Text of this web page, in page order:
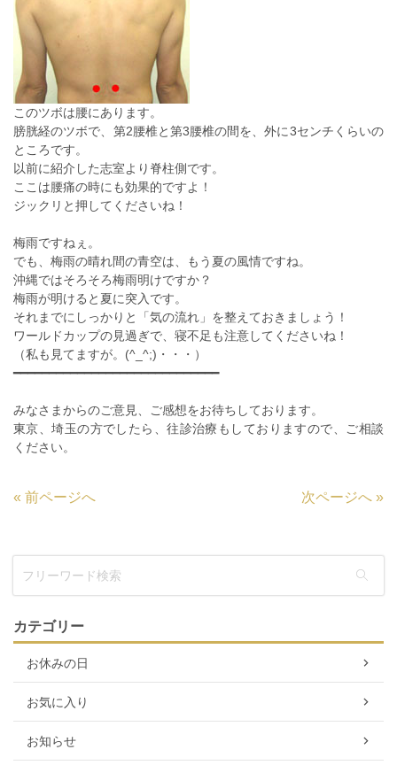
このツボは腰にあります。
膀胱経のツボで、第2腰椎と第3腰椎の間を、外に3センチくらいの
ところです。
以前に紹介した志室より脊柱側です。
ここは腰痛の時にも効果的ですよ！
ジックリと押してくださいね！
梅雨ですねぇ。
でも、梅雨の晴れ間の青空は、もう夏の風情ですね。
沖縄ではそろそろ梅雨明けですか？
梅雨が明けると夏に突入です。
それまでにしっかりと「気の流れ」を整えておきましょう！
ワールドカップの見過ぎで、寝不足も注意してくださいね！
（私も見てますが。(^_^;)・・・）
━━━━━━━━━━━━━━━━━━━━━━━━━━━━━
みなさまからのご意見、ご感想をお待ちしております。
東京、埼玉の方でしたら、往診治療もしておりますので、ご相談
ください。
« 前ページへ 次ページへ »
カテゴリー
お休みの日
お気に入り
お知らせ